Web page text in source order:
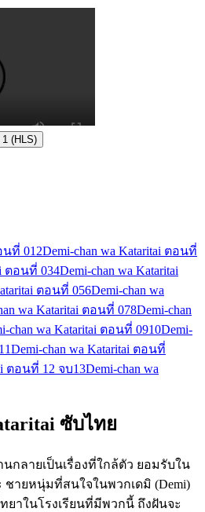
(HLS)
นที่ 01 2Demi-chan wa Kataritai ตอนที่
ตอนที่ 034Demi-chan wa Kataritai
ตอนที่ 056Demi-chan wa
wa Kataritai ตอนที่ 078Demi-chan
chan wa Kataritai ตอนที่ 0910Demi-
11Demi-chan wa Kataritai ตอนที่
ตอนที่ 12 จบ13Demi-chan wa
ซับไทย
กลายเป็นเรื่องที่ใกล้ตัว ยอมรับใน
ายหนุ่มที่สนใจในพวกเดมิ (Demi)
ยาในโรงเรียนที่มีพวกนี้ ถึงฝันจะ